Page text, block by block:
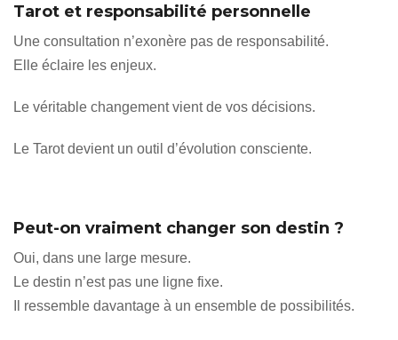
Tarot et responsabilité personnelle
Une consultation n’exonère pas de responsabilité.
Elle éclaire les enjeux.
Le véritable changement vient de vos décisions.
Le Tarot devient un outil d’évolution consciente.
Peut-on vraiment changer son destin ?
Oui, dans une large mesure.
Le destin n’est pas une ligne fixe.
Il ressemble davantage à un ensemble de possibilités.